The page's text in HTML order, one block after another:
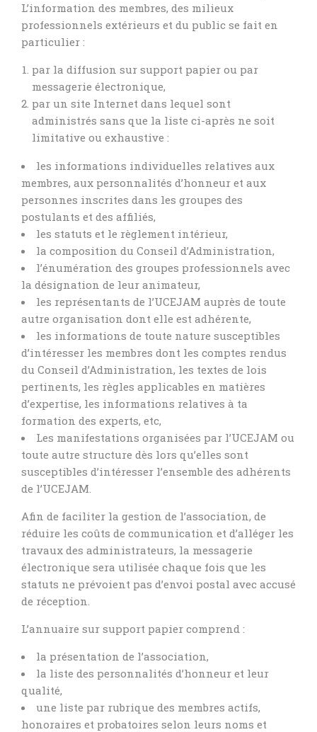
L’information des membres, des milieux
professionnels extérieurs et du public se fait en
particulier :
par la diffusion sur support papier ou par
messagerie électronique,
par un site Internet dans lequel sont
administrés sans que la liste ci-après ne soit
limitative ou exhaustive :
les informations individuelles relatives aux
membres, aux personnalités d’honneur et aux
personnes inscrites dans les groupes des
postulants et des affiliés,
les statuts et le règlement intérieur,
la composition du Conseil d’Administration,
l’énumération des groupes professionnels avec
la désignation de leur animateur,
les représentants de l’UCEJAM auprès de toute
autre organisation dont elle est adhérente,
les informations de toute nature susceptibles
d’intéresser les membres dont les comptes rendus
du Conseil d’Administration, les textes de lois
pertinents, les règles applicables en matières
d’expertise, les informations relatives à ta
formation des experts, etc,
Les manifestations organisées par l’UCEJAM ou
toute autre structure dès lors qu’elles sont
susceptibles d’intéresser l’ensemble des adhérents
de l’UCEJAM.
Afin de faciliter la gestion de l’association, de
réduire les coûts de communication et d’alléger les
travaux des administrateurs, la messagerie
électronique sera utilisée chaque fois que les
statuts ne prévoient pas d’envoi postal avec accusé
de réception.
L’annuaire sur support papier comprend :
la présentation de l’association,
la liste des personnalités d’honneur et leur
qualité,
une liste par rubrique des membres actifs,
honoraires et probatoires selon leurs noms et